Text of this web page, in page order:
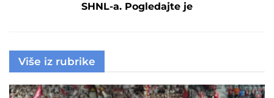
SHNL-a. Pogledajte je
Više iz rubrike